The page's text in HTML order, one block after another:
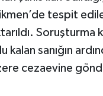
tespit
Soruşturma
kalan sanığın
cezaevine